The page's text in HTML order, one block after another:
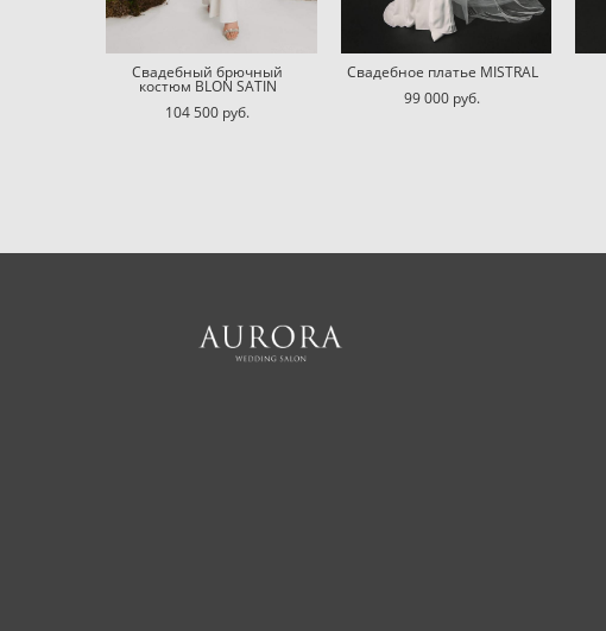
Свадебный брючный
костюм BLON SATIN
104 500 pуб.
Свадебное платье MISTRAL
99 000 pуб.